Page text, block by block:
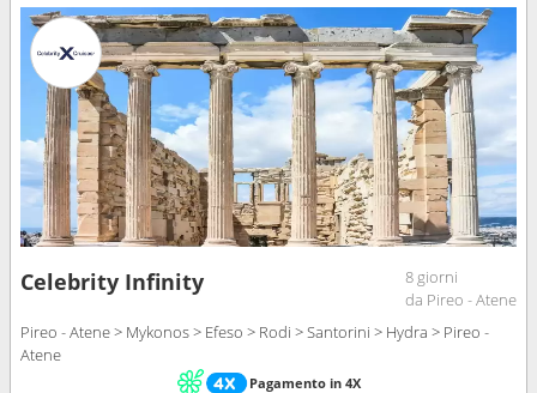
Celebrity Infinity
8 giorni
da Pireo - Atene
Pireo - Atene > Mykonos > Efeso > Rodi > Santorini > Hydra > Pireo -
Atene
Pagamento in 4X